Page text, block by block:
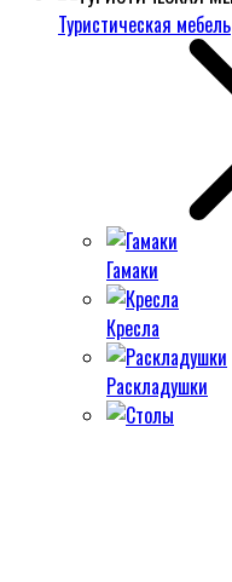
Туристическая мебель
Гамаки
Кресла
Раскладушки